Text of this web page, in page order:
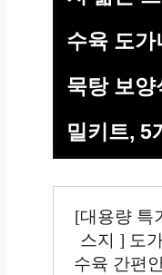
수육 도가
묵탕 보양
밀키트, 5
[대용량 특
스지 ] 도
수육 간편